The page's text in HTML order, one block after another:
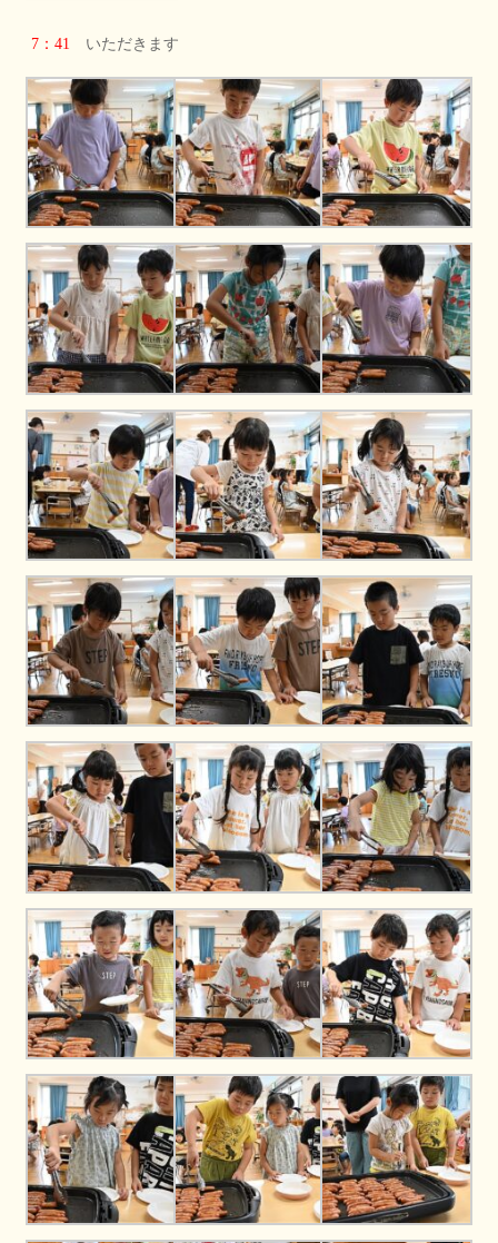
7：41 いただきます